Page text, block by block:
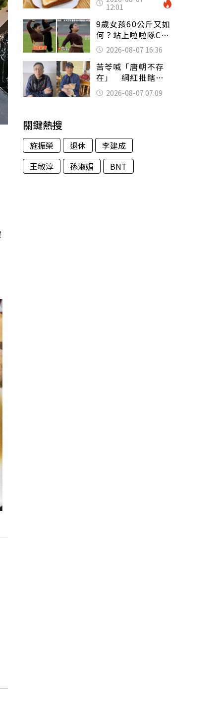
司」 半年後暴瘦
嚇壞女兒
12:01
9歲女孩60公斤又如
何？站上啦啦隊C位
驚艷全場 千萬網
友被圈粉
2026-08-07 16:36
苦苓喊「唐朝不存
在」 網紅批瞎編
歷史：李白、杜甫
用鮮卑文寫詩？
2026-08-07 07:09
關鍵熱搜
施振榮 退休
李建成
王敏淳
孫淑媚 BNT